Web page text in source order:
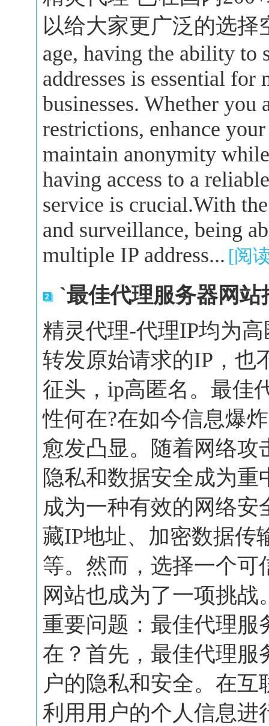
以给大家更广泛的选择
age, having the ability to
addresses is essential
businesses. Whether you
restrictions, enhance
maintain anonymity
having access to a
service is crucial.With
and surveillance, being
multiple IP address... [阅
`最佳代理服务器网
精灵代理-代理IP均为
转发原始请求的IP，也
征头，ip高匿名。最佳
性何在?在如今信息爆
愈发凸显。随着网络攻
隐私和数据安全成为
成为一种有效的网络
藏IP地址、加密数据传
等。然而，选择一个可
网站也成为了一项挑
重要问题：最佳代理服
在？首先，最佳代理服
户的隐私和安全。在
利用用户的个人信息进